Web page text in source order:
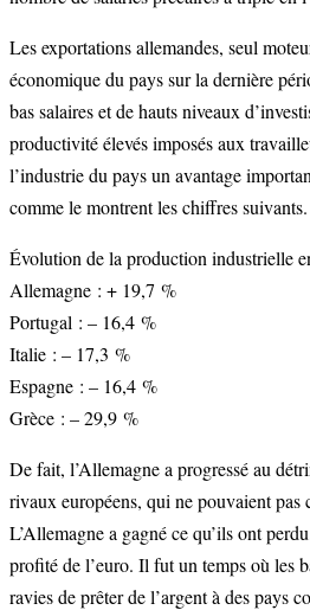
Les exportations allemandes, seul
économique du pays sur la dernière
bas salaires et de hauts niveaux
productivité élevés imposés aux
l’industrie du pays un avantage
comme le montrent les chiffres suivants.
Évolution de la production industrielle
Allemagne : + 19,7 %
Portugal : – 16,4 %
Italie : – 17,3 %
Espagne : – 16,4 %
Grèce : – 29,9 %
De fait, l’Allemagne a progressé au
rivaux européens, qui ne pouvaient pas
L’Allemagne a gagné ce qu’ils ont
profité de l’euro. Il fut un temps où les
ravies de prêter de l’argent à des pays